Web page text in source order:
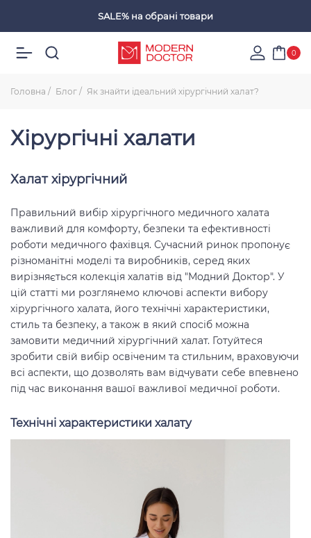
SALE% на обрані товари
0
Головна Блог Як знайти ідеальний хірургічний халат?
Хірургічні халати
Халат хірургічний
Правильний вибір хірургічного медичного халата
важливий для комфорту, безпеки та ефективності
роботи медичного фахівця. Сучасний ринок пропонує
різноманітні моделі та виробників, серед яких
вирізняється колекція халатів від "Модний Доктор". У
цій статті ми розглянемо ключові аспекти вибору
хірургічного халата, його технічні характеристики,
стиль та безпеку, а також в який спосіб можна
замовити медичний хірургічний халат. Готуйтеся
зробити свій вибір освіченим та стильним, враховуючи
всі аспекти, що дозволять вам відчувати себе впевнено
під час виконання вашої важливої медичної роботи.
Технічні характеристики халату
Обрані товари